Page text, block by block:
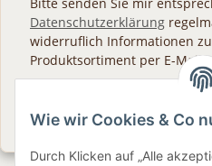
Datenschutzerklärung
widerruflich Informationen
Produktsortiment per E-Mail
Newsletter Abonnieren
Wie wir Cookies & Co
Durch Klicken auf „Alle